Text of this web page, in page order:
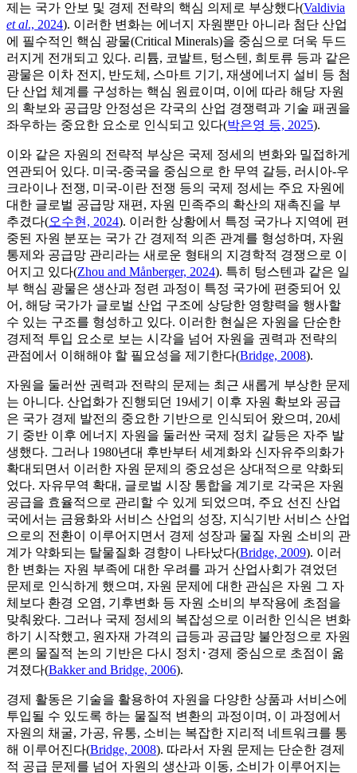
제는 국가 안보 및 경제 전략의 핵심 의제로 부상했다(Valdivia
et al., 2024). 이러한 변화는 에너지 자원뿐만 아니라 첨단 산업
에 필수적인 핵심 광물(Critical Minerals)을 중심으로 더욱 두드
러지게 전개되고 있다. 리튬, 코발트, 텅스텐, 희토류 등과 같은
광물은 이차 전지, 반도체, 스마트 기기, 재생에너지 설비 등 첨
단 산업 체계를 구성하는 핵심 원료이며, 이에 따라 해당 자원
의 확보와 공급망 안정성은 각국의 산업 경쟁력과 기술 패권을
좌우하는 중요한 요소로 인식되고 있다(박은영 등, 2025).
이와 같은 자원의 전략적 부상은 국제 정세의 변화와 밀접하게
연관되어 있다. 미국-중국을 중심으로 한 무역 갈등, 러시아-우
크라이나 전쟁, 미국-이란 전쟁 등의 국제 정세는 주요 자원에
대한 글로벌 공급망 재편, 자원 민족주의 확산의 재촉진을 부
추겼다(오수현, 2024). 이러한 상황에서 특정 국가나 지역에 편
중된 자원 분포는 국가 간 경제적 의존 관계를 형성하며, 자원
통제와 공급망 관리라는 새로운 형태의 지경학적 경쟁으로 이
어지고 있다(Zhou and Månberger, 2024). 특히 텅스텐과 같은 일
부 핵심 광물은 생산과 정련 과정이 특정 국가에 편중되어 있
어, 해당 국가가 글로벌 산업 구조에 상당한 영향력을 행사할
수 있는 구조를 형성하고 있다. 이러한 현실은 자원을 단순한
경제적 투입 요소로 보는 시각을 넘어 자원을 권력과 전략의
관점에서 이해해야 할 필요성을 제기한다(Bridge, 2008).
자원을 둘러싼 권력과 전략의 문제는 최근 새롭게 부상한 문제
는 아니다. 산업화가 진행되던 19세기 이후 자원 확보와 공급
은 국가 경제 발전의 중요한 기반으로 인식되어 왔으며, 20세
기 중반 이후 에너지 자원을 둘러싼 국제 정치 갈등은 자주 발
생했다. 그러나 1980년대 후반부터 세계화와 신자유주의화가
확대되면서 이러한 자원 문제의 중요성은 상대적으로 약화되
었다. 자유무역 확대, 글로벌 시장 통합을 계기로 각국은 자원
공급을 효율적으로 관리할 수 있게 되었으며, 주요 선진 산업
국에서는 금융화와 서비스 산업의 성장, 지식기반 서비스 산업
으로의 전환이 이루어지면서 경제 성장과 물질 자원 소비의 관
계가 약화되는 탈물질화 경향이 나타났다(Bridge, 2009). 이러
한 변화는 자원 부족에 대한 우려를 과거 산업사회가 겪었던
문제로 인식하게 했으며, 자원 문제에 대한 관심은 자원 그 자
체보다 환경 오염, 기후변화 등 자원 소비의 부작용에 초점을
맞춰왔다. 그러나 국제 정세의 복잡성으로 이러한 인식은 변화
하기 시작했고, 원자재 가격의 급등과 공급망 불안정으로 자원
론의 물질적 논의 기반은 다시 정치･경제 중심으로 초점이 옮
겨졌다(Bakker and Bridge, 2006).
경제 활동은 기술을 활용하여 자원을 다양한 상품과 서비스에
투입될 수 있도록 하는 물질적 변환의 과정이며, 이 과정에서
자원의 채굴, 가공, 유통, 소비는 복잡한 지리적 네트워크를 통
해 이루어진다(Bridge, 2008). 따라서 자원 문제는 단순한 경제
적 공급 문제를 넘어 자원의 생산과 이동, 소비가 이루어지는